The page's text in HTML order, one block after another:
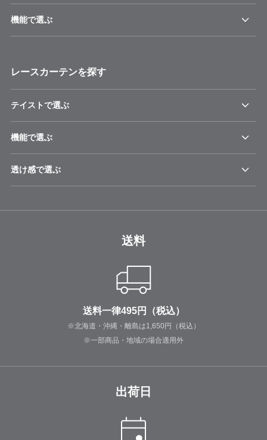
機能で選ぶ
レースカーテンを探す
テイストで選ぶ
機能で選ぶ
透け感で選ぶ
送料
送料一律495円（税込）
※北海道・沖縄・離島は1,650円（税込）
※一部商品・地域の場合適用外
出荷日